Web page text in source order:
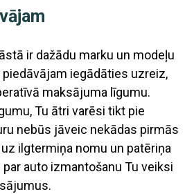
ir dažādu marku un modeļu
piedāvājam iegādāties uzreiz,
maksājuma līgumu.
Tu ātri varēsi tikt pie
nebūs jāveic nekādas pirmās
ilgtermiņa nomu un patēriņa
auto izmantošanu Tu veiksi